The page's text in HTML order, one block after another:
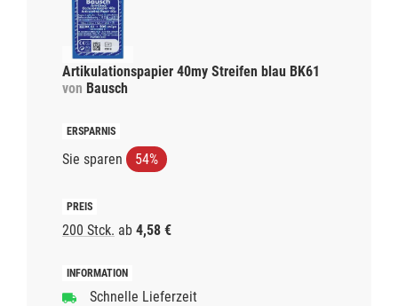
Artikulationspapier 40my Streifen blau BK61
von Bausch
Sie sparen 54%
200 Stck. ab 4,58 €
Schnelle Lieferzeit